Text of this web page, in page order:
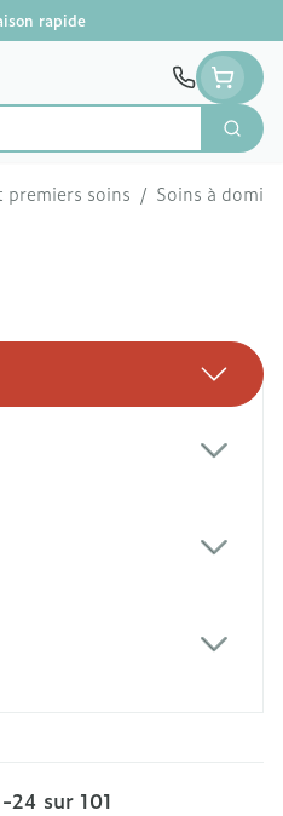
rapide
premiers soins / Soins à
-24 sur 101